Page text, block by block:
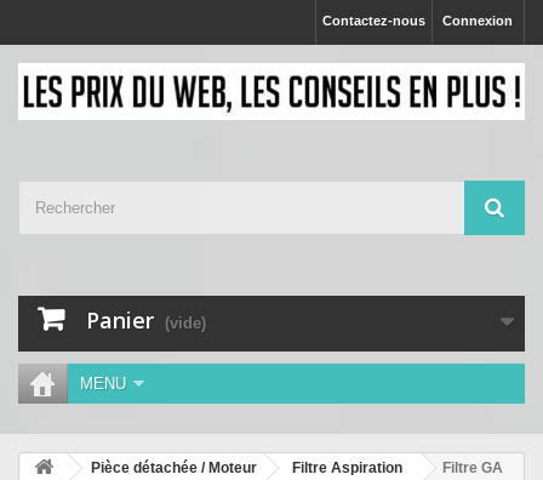
Connexion
Contactez-nous
Panier (vide)
MENU
Pièce détachée / Moteur Filtre Aspiration
Filtre GA